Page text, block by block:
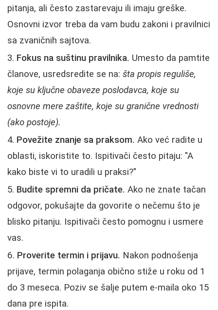
pitanja, ali često zastarevaju ili imaju greške.
Osnovni izvor treba da vam budu zakoni i pravilnici
sa zvaničnih sajtova.
Fokus na suštinu pravilnika. Umesto da pamtite
članove, usredsredite se na: šta propis reguliše,
koje su ključne obaveze poslodavca, koje su
osnovne mere zaštite, koje su granične vrednosti
(ako postoje).
Povežite znanje sa praksom. Ako već radite u
oblasti, iskoristite to. Ispitivači često pitaju: "A
kako biste vi to uradili u praksi?"
Budite spremni da pričate. Ako ne znate tačan
odgovor, pokušajte da govorite o nečemu što je
blisko pitanju. Ispitivači često pomognu i usmere
vas.
Proverite termin i prijavu. Nakon podnošenja
prijave, termin polaganja obično stiže u roku od 1
do 3 meseca. Poziv se šalje putem e-maila oko 15
dana pre ispita.